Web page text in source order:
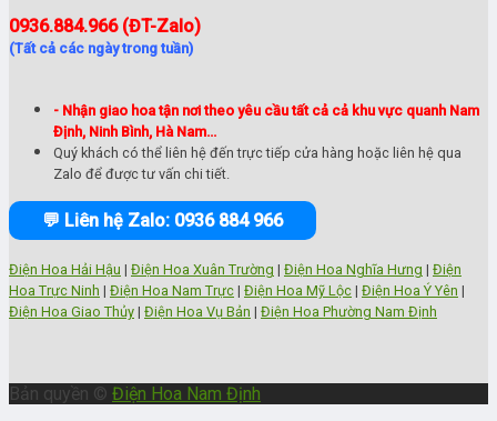
0936.884.966 (ĐT-Zalo)
(Tất cả các ngày trong tuần)
- Nhận giao hoa tận nơi theo yêu cầu tất cả cả khu vực quanh Nam
Định, Ninh Bình, Hà Nam...
Quý khách có thể liên hệ đến trực tiếp cửa hàng hoặc liên hệ qua
Zalo để được tư vấn chi tiết.
💬 Liên hệ Zalo: 0936 884 966
Điện Hoa Hải Hậu | Điện Hoa Xuân Trường | Điện Hoa Nghĩa Hưng | Điện
Hoa Trực Ninh | Điện Hoa Nam Trực | Điện Hoa Mỹ Lộc | Điện Hoa Ý Yên |
Điện Hoa Giao Thủy | Điện Hoa Vụ Bản | Điện Hoa Phường Nam Định
Bản quyền © Điện Hoa Nam Định